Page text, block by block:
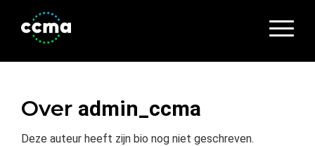
Over admin_ccma
Deze auteur heeft zijn bio nog niet geschreven.